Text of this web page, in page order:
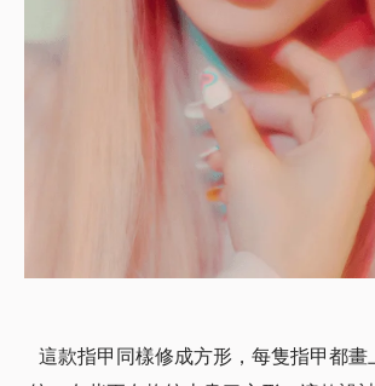
這款指甲同樣修成方形，每隻指甲都畫